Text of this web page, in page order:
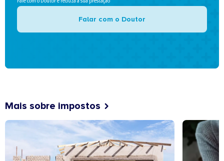
Falar com o Doutor
Mais sobre impostos